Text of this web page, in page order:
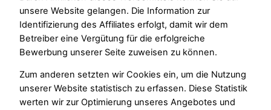
unsere Website gelangen. Die Information zur
Identifizierung des Affiliates erfolgt, damit wir dem
Betreiber eine Vergütung für die erfolgreiche
Bewerbung unserer Seite zuweisen zu können.
Zum anderen setzten wir Cookies ein, um die Nutzung
unserer Website statistisch zu erfassen. Diese Statistik
werten wir zur Optimierung unseres Angebotes und